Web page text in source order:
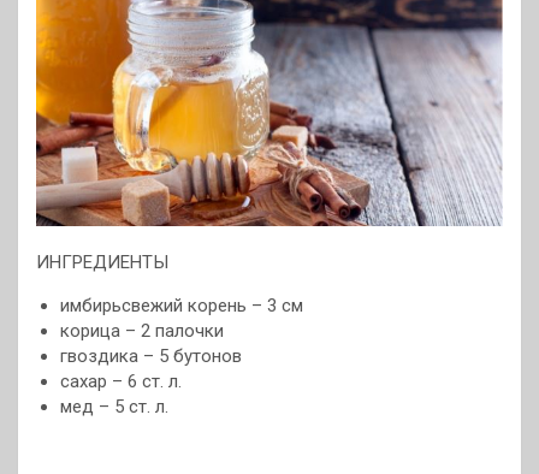
ИНГРЕДИЕНТЫ
имбирьсвежий корень – 3 см
корица – 2 палочки
гвоздика – 5 бутонов
сахар – 6 ст. л.
мед – 5 ст. л.